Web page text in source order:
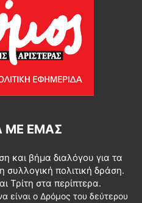
ΜΕ ΕΜΆΣ
και βήμα διαλόγου για τα
συλλογική πολιτική δράση.
Τρίτη στα περίπτερα.
είναι ο Δρόμος του δεύτερου